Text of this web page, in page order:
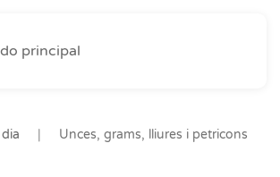
principal
Unces, grams, lliures i petricons